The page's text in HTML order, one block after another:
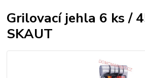
Grilovací jehla 6 ks /
SKAUT